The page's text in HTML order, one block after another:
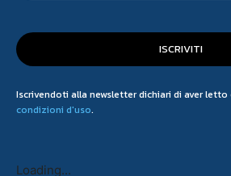
ISCRIVITI
Iscrivendoti alla newsletter dichiari di aver letto
condizioni d'uso.
Loading...